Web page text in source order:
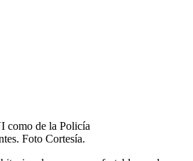
como de la Policía
Foto Cortesía.